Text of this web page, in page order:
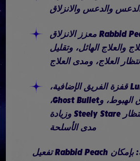
والدعس والانزلاق
لدى Rabbid Peach معزز الانزلاق
والعلاج الهائل، وتقليل
العلاج، ومدى العلاج
لدى Luigi قفزة الفريق الإضافية،
وزيادة نطاق الهبوط، وGhost Bullet،
وتقليل فترة انتظار Steely Stare وزيادة
مدى الأسلحة
نصيحة تكتيكية: بإمكان Rabbid Peach تفعيل